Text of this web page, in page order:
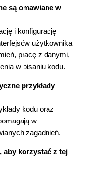
(109)
(130)
dialogowe (138)
są omawiane w
i konfigurację
użytkownika,
pracę z danymi,
w pisaniu kodu.
przykłady
kodu oraz
w
zagadnień.
aby korzystać z tej